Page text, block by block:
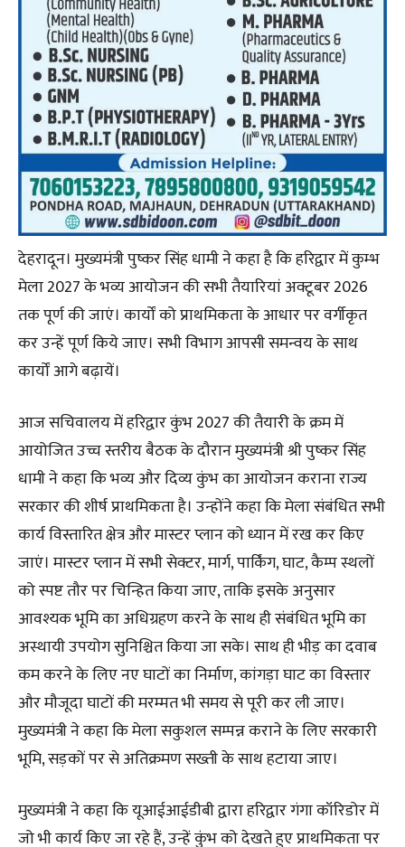
देहरादून। मुख्यमंत्री पुष्कर सिंह धामी ने कहा है कि हरिद्वार में कुम्भ
मेला 2027 के भव्य आयोजन की सभी तैयारियां अक्टूबर 2026
तक पूर्ण की जाएं। कार्यों को प्राथमिकता के आधार पर वर्गीकृत
कर उन्हें पूर्ण किये जाए। सभी विभाग आपसी समन्वय के साथ
कार्यों आगे बढ़ायें।
आज सचिवालय में हरिद्वार कुंभ 2027 की तैयारी के क्रम में
आयोजित उच्च स्तरीय बैठक के दौरान मुख्यमंत्री श्री पुष्कर सिंह
धामी ने कहा कि भव्य और दिव्य कुंभ का आयोजन कराना राज्य
सरकार की शीर्ष प्राथमिकता है। उन्होंने कहा कि मेला संबंधित सभी
कार्य विस्तारित क्षेत्र और मास्टर प्लान को ध्यान में रख कर किए
जाएं। मास्टर प्लान में सभी सेक्टर, मार्ग, पार्किंग, घाट, कैम्प स्थलों
को स्पष्ट तौर पर चिन्हित किया जाए, ताकि इसके अनुसार
आवश्यक भूमि का अधिग्रहण करने के साथ ही संबंधित भूमि का
अस्थायी उपयोग सुनिश्चित किया जा सके। साथ ही भीड़ का दवाब
कम करने के लिए नए घाटों का निर्माण, कांगड़ा घाट का विस्तार
और मौजूदा घाटों की मरम्मत भी समय से पूरी कर ली जाए।
मुख्यमंत्री ने कहा कि मेला सकुशल सम्पन्न कराने के लिए सरकारी
भूमि, सड़कों पर से अतिक्रमण सख्ती के साथ हटाया जाए।
मुख्यमंत्री ने कहा कि यूआईआईडीबी द्वारा हरिद्वार गंगा कॉरिडोर में
जो भी कार्य किए जा रहे हैं, उन्हें कुंभ को देखते हुए प्राथमिकता पर